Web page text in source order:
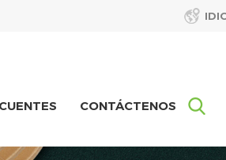
CONTÁCTENOS